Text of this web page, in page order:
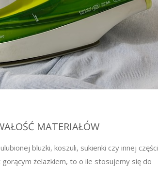
MATERIAŁÓW
bluzki, koszuli, sukienki czy innej części
żelazkiem, to o ile stosujemy się do